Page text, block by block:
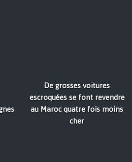
De grosses voitures
escroquées se font revendre
au Maroc quatre fois moins
cher